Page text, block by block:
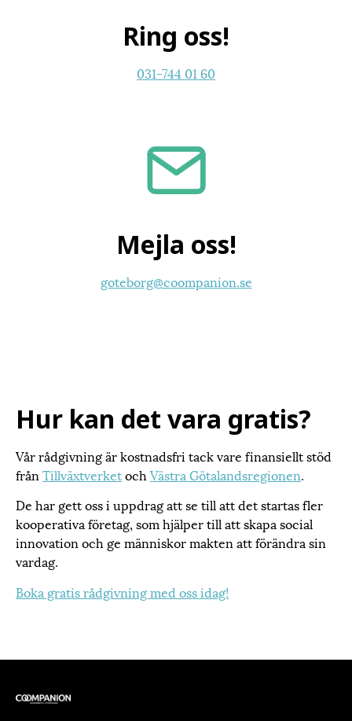
Ring oss!
031-744 01 60
Mejla oss!
goteborg@coompanion.se
Hur kan det vara gratis?
Vår rådgivning är kostnadsfri tack vare finansiellt stöd
frånTillväxtverketochVästra Götalandsregionen.
De har gett oss i uppdrag att se till att det startas fler
kooperativa företag, som hjälper till att skapa social
innovation och ge människor makten att förändra sin
vardag.
Boka gratis rådgivning med oss idag!